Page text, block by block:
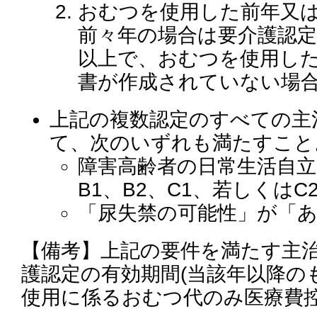
おむつを使用した前年又
前々年の場合は要介護認
以上で、おむつを使用し
書が作成されていない場
上記の複数認定のすべての
て 、次のいずれも満たすこ
障害高齢者の日常生活自
B1、B2、C1、若しくは
「尿失禁の可能性」が「
【備考】上記の要件を満たす主
護認定の有効期間(当該年以降
使用に係るおむつ代のみ医療費